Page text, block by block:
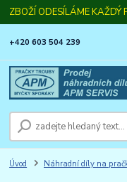
ZBOŽÍ ODESÍLÁME KAŽDÝ
+420 603 504 239
Úvod Náhradní díly na